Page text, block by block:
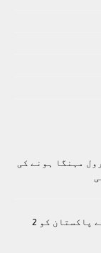
مہنگا ہونے کی
سٹیٹ بینک کا اعلان: سعودی عرب سے پاکستان کو 2